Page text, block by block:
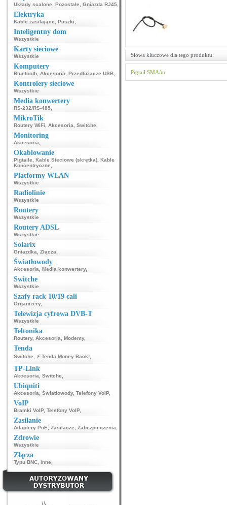
Układy scalone Pozostałe Gniazda RJ45
Elektryka
Kable zasilające Puszki
Inteligentny dom
Wszystkie
Karty sieciowe
Wszystkie
Komputery
Bluetooth Akcesoria Przedłużacze USB
Kontrolery sieciowe
Wszystkie
Media konwertery
RS-232/RS-485
MikroTik
Routery WiFi Akcesoria Switche
Monitoring
Akcesoria
Okablowanie
Pigtaile Kable Sieciowe (skrętka) Kable
Koncentryczne
Platformy WLAN
Wszystkie
Radiolinie
Wszystkie
Routery
Wszystkie
Routery ADSL
Wszystkie
Solarix
Gniazdka Złącza
Światłowody
Akcesoria Media konwertery,
Switche
Wszystkie
Szafy rack 10/19 cali
Organizery,
Telewizja cyfrowa DVB-T
Wszystkie
Teltonika
Routery, Akcesoria Modemy,
Tenda
Switche ⚡ Tenda Money Back!
TP-Link
Akcesoria Switche
Ubiquiti
Akcesoria Światłowody, Telefony VoIP,
VoIP
Bramki VoIP, Telefony VoIP,
Zasilanie
Adaptery PoE Zasilacze Zabezpieczenia
Zdrowie
Wszystkie
Złącza
Typu BNC Inne
Słowa kluczowe dla tego produktu:
Pigtail SMA/m